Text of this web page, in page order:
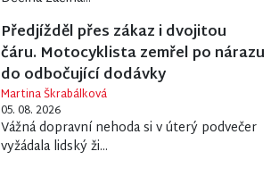
Předjížděl přes zákaz i dvojitou
čáru. Motocyklista zemřel po nárazu
do odbočující dodávky
Martina Škrabálková
05. 08. 2026
Vážná dopravní nehoda si v úterý podvečer
vyžádala lidský ži...